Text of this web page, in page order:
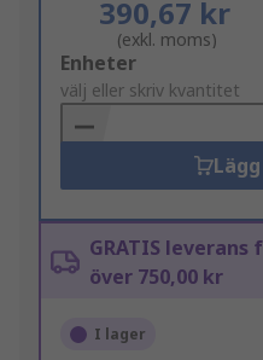
390,67 kr
(exkl. moms)
Add
to
Basket
Enheter
välj eller skriv kvantitet
GRATIS
över 750,00 kr
I lager